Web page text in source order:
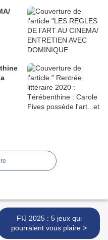
FIJ 2025 : 5 jeux qui
pourraient vous plaire >